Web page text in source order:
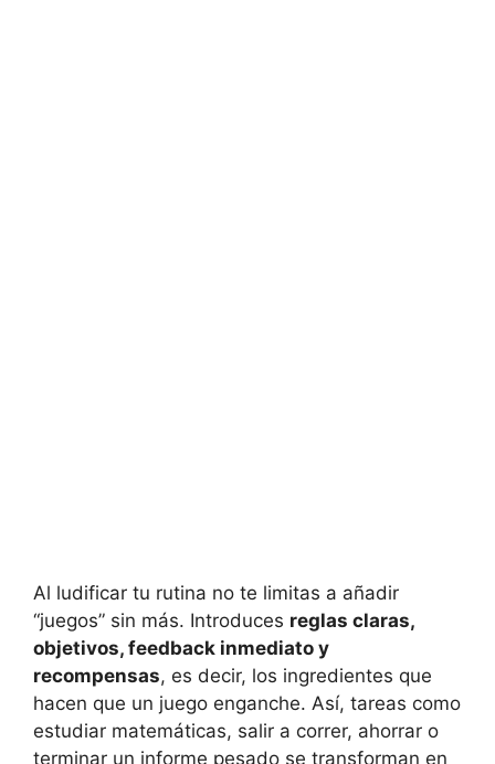
Al ludificar tu rutina no te limitas a añadir
“juegos” sin más. Introduces reglas claras,
objetivos, feedback inmediato y
recompensas, es decir, los ingredientes que
hacen que un juego enganche. Así, tareas como
estudiar matemáticas, salir a correr, ahorrar o
terminar un informe pesado se transforman en